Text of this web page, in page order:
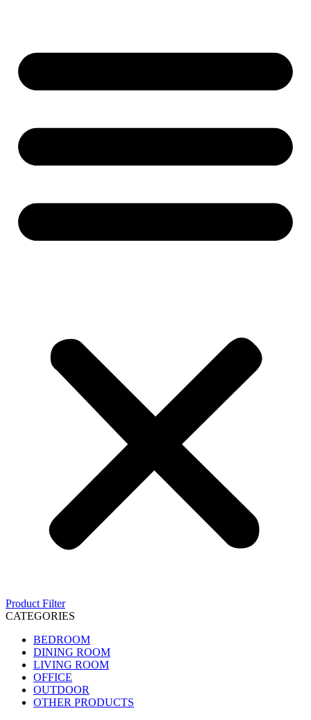
Product Filter
CATEGORIES
BEDROOM
DINING ROOM
LIVING ROOM
OFFICE
OUTDOOR
OTHER PRODUCTS